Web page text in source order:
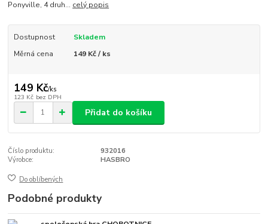
Ponyville, 4 druh... celý popis
Dostupnost
Skladem
Měrná cena
149 Kč / ks
149 Kč/ks
123 Kč bez DPH
Přidat do košíku
Číslo produktu:
932016
Výrobce:
HASBRO
Do oblíbených
Podobné produkty